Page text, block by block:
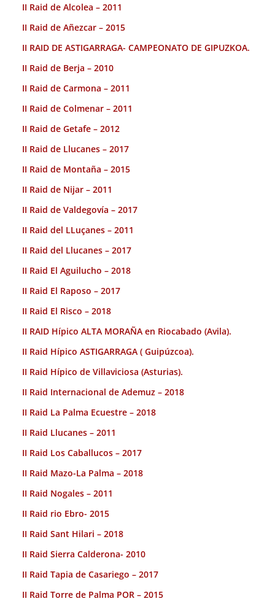
II Raid de Alcolea – 2011
II Raid de Añezcar – 2015
II RAID DE ASTIGARRAGA- CAMPEONATO DE GIPUZKOA.
II Raid de Berja – 2010
II Raid de Carmona – 2011
II Raid de Colmenar – 2011
II Raid de Getafe – 2012
II Raid de Llucanes – 2017
II Raid de Montaña – 2015
II Raid de Nijar – 2011
II Raid de Valdegovía – 2017
II Raid del LLuçanes – 2011
II Raid del Llucanes – 2017
II Raid El Aguilucho – 2018
II Raid El Raposo – 2017
II Raid El Risco – 2018
II RAID Hípico ALTA MORAÑA en Riocabado (Avila).
II Raid Hípico ASTIGARRAGA ( Guipúzcoa).
II Raid Hípico de Villaviciosa (Asturias).
II Raid Internacional de Ademuz – 2018
II Raid La Palma Ecuestre – 2018
II Raid Llucanes – 2011
II Raid Los Caballucos – 2017
II Raid Mazo-La Palma – 2018
II Raid Nogales – 2011
II Raid rio Ebro- 2015
II Raid Sant Hilari – 2018
II Raid Sierra Calderona- 2010
II Raid Tapia de Casariego – 2017
II Raid Torre de Palma POR – 2015